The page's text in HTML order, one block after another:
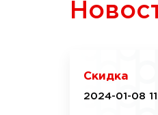
Скидка
2024-01-08